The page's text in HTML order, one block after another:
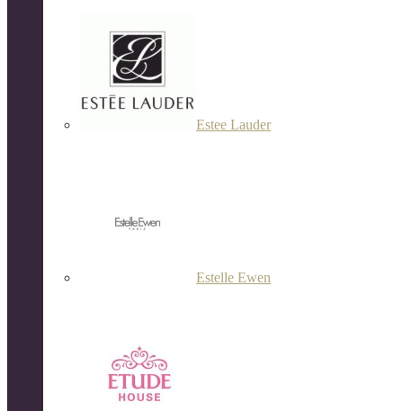
Estee Lauder
Estelle Ewen